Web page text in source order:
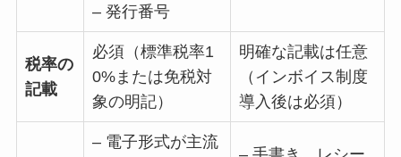
– 発行番号
税率の
記載
必須（標準税率1
0%または免税対
象の明記）
明確な記載は任意
（インボイス制度
導入後は必須）
– 電子形式が主流